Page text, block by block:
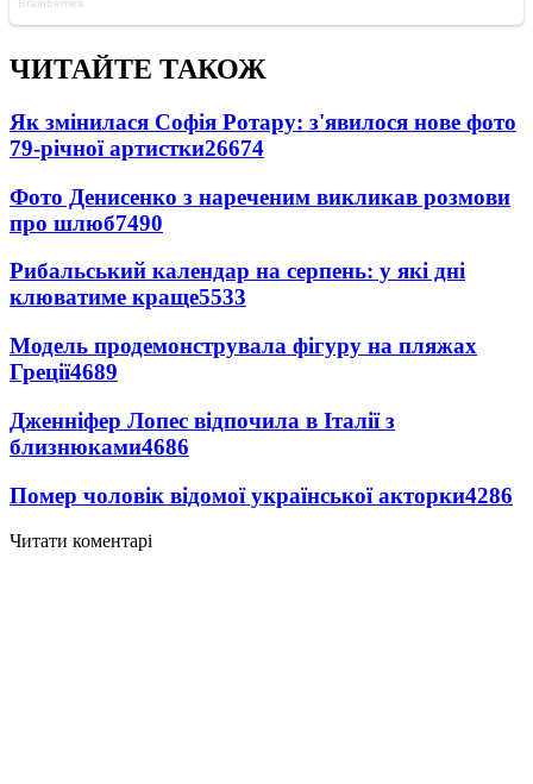
ЧИТАЙТЕ ТАКОЖ
Як змінилася Софія Ротару: з'явилося нове фото
79-річної артистки26674
Фото Денисенко з нареченим викликав розмови
про шлюб7490
Рибальський календар на серпень: у які дні
клюватиме краще5533
Модель продемонструвала фігуру на пляжах
Греції4689
Дженніфер Лопес відпочила в Італії з
близнюками4686
Помер чоловік відомої української акторки4286
Читати коментарі